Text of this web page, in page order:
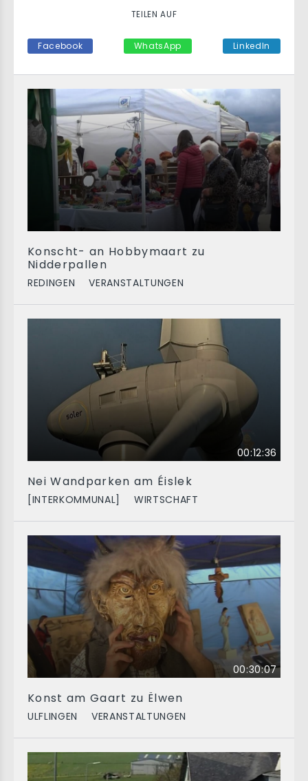
Konscht- an Hobbymaart zu
Nidderpallen
REDINGEN VERANSTALTUNGEN
00:12:36
Nei Wandparken am Éislek
[INTERKOMMUNAL] WIRTSCHAFT
00:30:07
Konst am Gaart zu Ëlwen
ULFLINGEN VERANSTALTUNGEN
TEILEN AUF
Facebook WhatsApp LinkedIn